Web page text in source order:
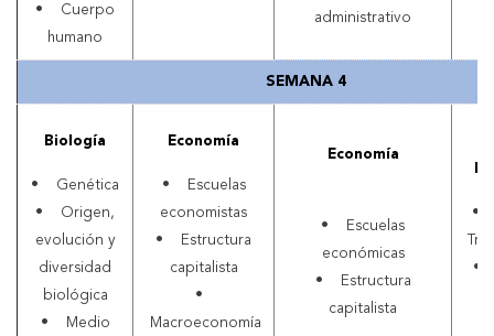
• Cuerpo
humano
administrativo
SEMANA 4
Biología
• Genética
• Origen,
evolución y
diversidad
biológica
• Medio
Economía
• Escuelas
economistas
• Estructura
capitalista
•
Macroeconomía
Economía
• Escuelas
económicas
• Estructura
capitalista
•
•